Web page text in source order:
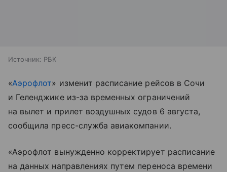
Источник: РБК
«Аэрофлот» изменит расписание рейсов в Сочи
и Геленджике из-за временных ограничений
на вылет и прилет воздушных судов 6 августа,
сообщила пресс-служба авиакомпании.
«Аэрофлот вынужденно корректирует расписание
на данных направлениях путем переноса времени